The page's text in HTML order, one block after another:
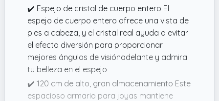
✔️ Espejo de cristal de cuerpo entero El
espejo de cuerpo entero ofrece una vista de
pies a cabeza, y el cristal real ayuda a evitar
el efecto diversión para proporcionar
mejores ángulos de visiónadelante y admira
tu belleza en el espejo
✔️ 120 cm de alto, gran almacenamiento Este
espacioso armario para joyas mantiene